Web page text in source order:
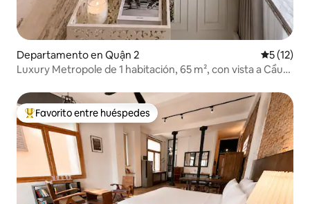
Departamento en Quận 2
5 (12)
Luxury Metropole de 1 habitación, 65 m², con vista a Cầu
De los mejores en Favorito entre huéspedes
Favorito entre huéspedes